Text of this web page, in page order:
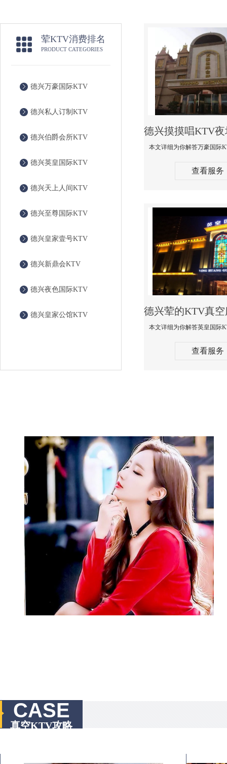
荤KTV消费排名
PRODUCT CATEGORIES
德兴万豪国际KTV
德兴私人订制KTV
德兴伯爵会所KTV
德兴英皇国际KTV
德兴天上人间KTV
德兴至尊国际KTV
德兴皇家壹号KTV
德兴新鼎会KTV
德兴夜色国际KTV
德兴皇家公馆KTV
查看服务
查看服务
CASE
真空KTV攻略